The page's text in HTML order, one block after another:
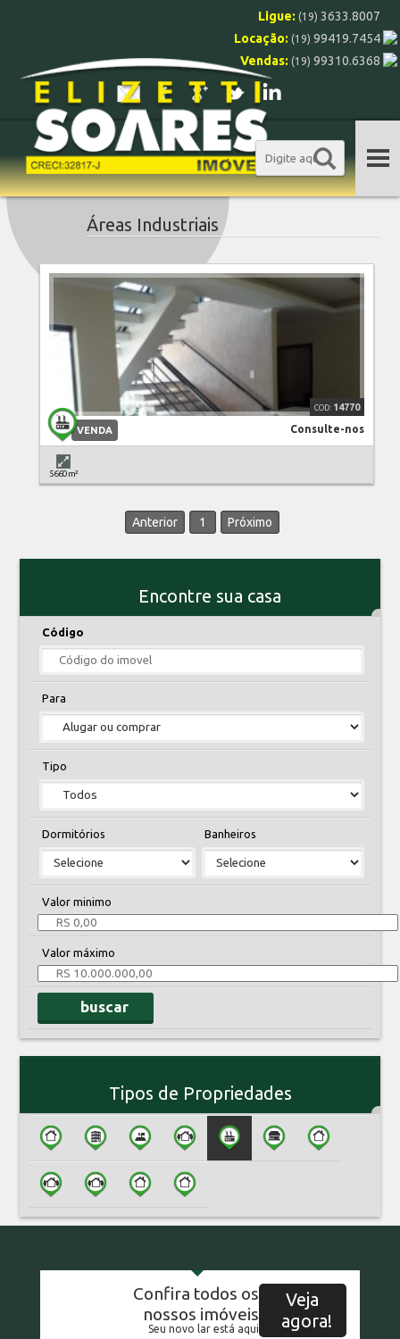
Ligue: (19) 3633.8007
Locação: (19) 99419.7454
Vendas: (19) 99310.6368
Áreas Industriais
São João da Boa Vista/SP
14770
VENDA Consulte-nos
5660 m²
Anterior 1 Próximo
Encontre sua casa
Código
Para
Tipo
Dormitórios Banheiros
Valor minimo
Valor máximo
buscar
Tipos de Propriedades
Confira todos os
nossos imóveis
Seu novo lar está aqui
Veja
agora!